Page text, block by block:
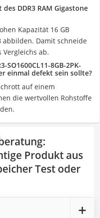
DDR3 RAM Gigastone
Kapazität 16 GB
abbilden. Damit schneide
ab.
SO1600CL11-8GB-2PK-
einmal defekt sein sollte?
auf einem
die wertvollen Rohstoffe
:
Produkt aus
Test oder